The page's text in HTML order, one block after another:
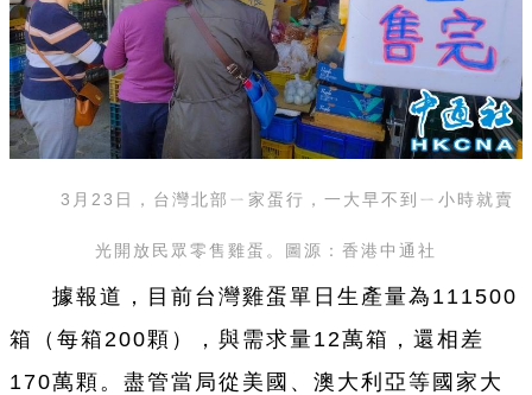
3月23日，台灣北部ㄧ家蛋行，一大早不到ㄧ小時就賣
光開放民眾零售雞蛋。圖源：香港中通社
據報道，目前台灣雞蛋單日生產量為111500
箱（每箱200顆），與需求量12萬箱，還相差
170萬顆。盡管當局從美國、澳大利亞等國家大